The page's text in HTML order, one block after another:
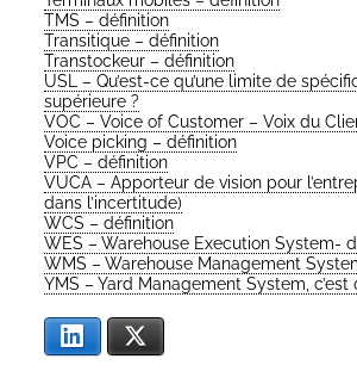
TMS – définition
Tran­si­tique – définition
Tran­sto­ckeur – définition
USL – Qu’est-ce qu’une limite de
supérieure ?
VOC – Voice of Cus­to­mer – Voix du
Voice picking – définition
VPC – définition
VUCA – Appor­teur de vision pour
dans l’incertitude)
WCS – définition
WES – Ware­house Exe­cu­tion Sys­tem-
WMS – Ware­house Mana­ge­ment
YMS – Yard Mana­ge­ment Sys­tem, c’est
Lin­ke­dIn